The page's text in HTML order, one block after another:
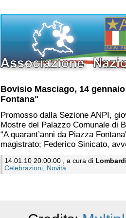
Bovisio Masciago, 14
Fontana"
Promosso dalla Sezione ANPI,
Mostre del Palazzo Comunale di
“A quarant’anni da Piazza
magistrato; Federico Sinicato,
14.01.10 20:00:00 , a cura di
Celebrazioni, Novità